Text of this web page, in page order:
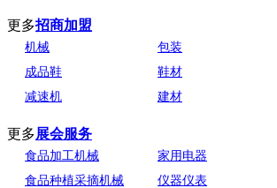
更多招商加盟
机械 包装
成品鞋
鞋材
减速机
建材
更多展会服务
食品加工机械 家用电器
食品种植采摘机械
仪器仪表